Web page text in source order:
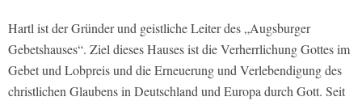
Hartl ist der Gründer und geistliche Leiter des „Augsburger
Gebetshauses“. Ziel dieses Hauses ist die Verherrlichung Gottes im
Gebet und Lobpreis und die Erneuerung und Verlebendigung des
christlichen Glaubens in Deutschland und Europa durch Gott. Seit